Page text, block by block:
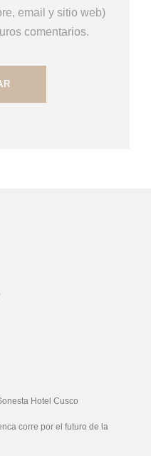
email y sitio web)
comentarios.
Hotel Cusco
corre por el futuro de la